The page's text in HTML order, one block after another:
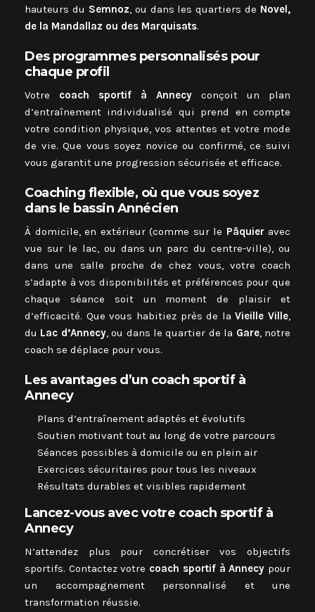
hauteurs du Semnoz, ou dans les quartiers de Novel,
de la Mandallaz ou des Marquisats.
Des programmes personnalisés pour
chaque profil
Votre coach sportif à Annecy conçoit un plan
d’entraînement individualisé qui prend en compte
votre condition physique, vos attentes et votre mode
de vie. Que vous soyez novice ou confirmé, ce suivi
vous garantit une progression sécurisée et efficace.
Coaching flexible, où que vous soyez
dans le bassin Annécien
À domicile, en extérieur (comme sur le Pâquieravec
vue sur le lac, ou dans un parc du centre-ville), ou
dans une salle proche de chez vous, votre coach
s’adapte à vos disponibilités et préférences pour que
chaque séance soit un moment de plaisir et
d’efficacité. Que vous habitiez près de laVieille Ville,
du Lac d’Annecy, ou dans le quartier de la Gare, notre
coach se déplace pour vous.
Les avantages d’un coach sportif à
Annecy
Plans d’entraînement adaptés et évolutifs
Soutien motivant tout au long de votre parcours
Séances possibles à domicile ou en plein air
Exercices sécuritaires pour tous les niveaux
Résultats durables et visibles rapidement
Lancez-vous avec votre coach sportif à
Annecy
N’attendez plus pour concrétiser vos objectifs
sportifs. Contactez votre coach sportif à Annecy pour
un accompagnement personnalisé et une
transformation réussie.